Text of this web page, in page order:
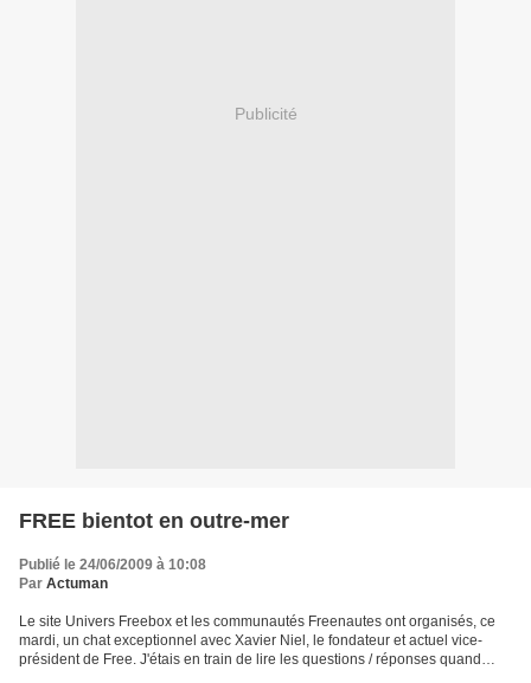
Publicité
FREE bientot en outre-mer
Publié le 24/06/2009 à 10:08
Par Actuman
Le site Univers Freebox et les communautés Freenautes ont organisés, ce
mardi, un chat exceptionnel avec Xavier Niel, le fondateur et actuel vice-
président de Free. J'étais en train de lire les questions / réponses quand